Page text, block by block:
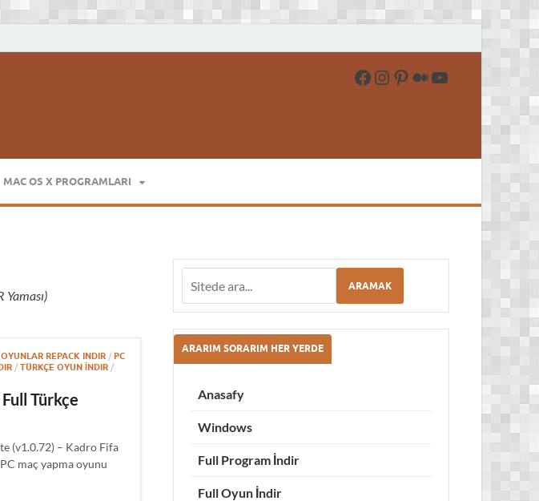
MAC OS X PROGRAMLARI
OYUNLAR REPACK INDIR / PC
/ TÜRKÇE OYUN İNDIR /
Türkçe
(v1.0.72) – Kadro Fifa
maç yapma oyunu
ARAMAK
ARARIM SORARIM HER YERDE
Anasafy
Windows
Full Program İndir
Full Oyun İndir